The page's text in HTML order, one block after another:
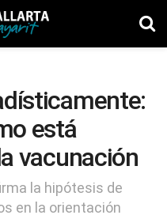
está
vacunación
la hipótesis de
en la orientación